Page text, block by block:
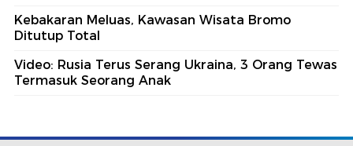
Kebakaran Meluas, Kawasan Wisata Bromo
Ditutup Total
Video: Rusia Terus Serang Ukraina, 3 Orang Tewas
Termasuk Seorang Anak